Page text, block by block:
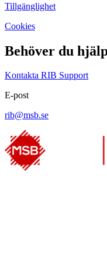
Tillgänglighet
Cookies
Behöver du
Kontakta RIB Support
E-post
rib@msb.se